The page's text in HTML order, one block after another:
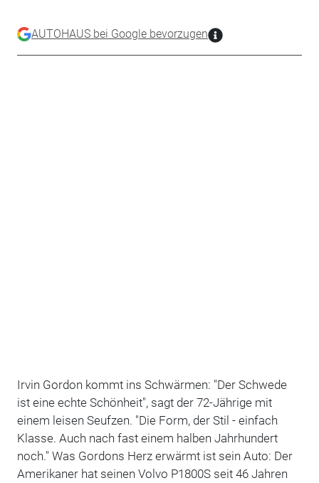
AUTOHAUS bei Google bevorzugen
Irvin Gordon kommt ins Schwärmen: "Der Schwede
ist eine echte Schönheit", sagt der 72-Jährige mit
einem leisen Seufzen. "Die Form, der Stil - einfach
Klasse. Auch nach fast einem halben Jahrhundert
noch." Was Gordons Herz erwärmt ist sein Auto: Der
Amerikaner hat seinen Volvo P1800S seit 46 Jahren